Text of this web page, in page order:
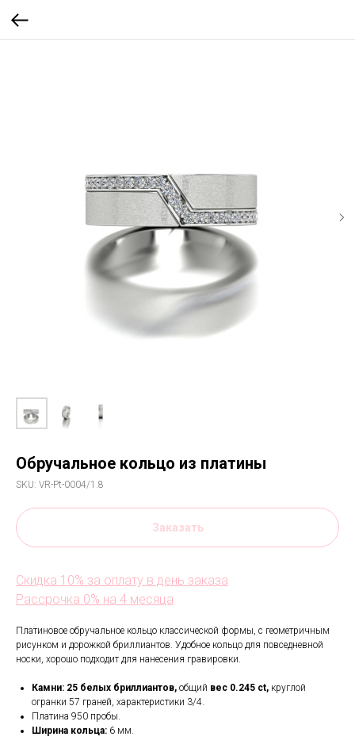
Обручальное кольцо из платины
SKU: VR-Pt-0004/1.8
Заказать
Скидка 10% за оплату в день заказа
Рассрочка 0% на 4 месяца
Платиновое обручальное кольцо классической формы, с геометричным
рисунком и дорожкой бриллиантов. Удобное кольцо для повседневной
носки, хорошо подходит для нанесения гравировки.
Камни: 25 белых бриллиантов, общий вес 0.245 ct, круглой
огранки 57 граней, характеристики 3/4.
Платина 950 пробы.
Ширина кольца: 6 мм.